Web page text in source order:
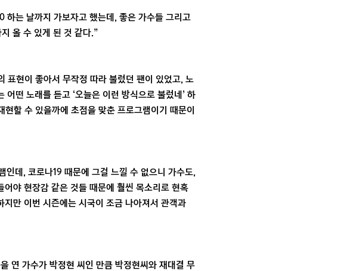
하는 날까지 가보자고 했는데, 좋은 가수들 그리고
올 수 있게 된 것 같다.”
표현이 좋아서 무작정 따라 불렀던 팬이 있었고, 노
떤 노래를 듣고 ‘오늘은 이런 방식으로 불렀네’ 하
할 수 있을까에 초점을 맞춘 프로그램이기 때문이
인데, 코로나19 때문에 그걸 느낄 수 없으니 가수도,
야 현장감 같은 것들 때문에 훨씬 목소리로 현혹
만 이번 시즌에는 시국이 조금 나아져서 관객과
연 가수가 박정현 씨인 만큼 박정현씨와 재대결 무